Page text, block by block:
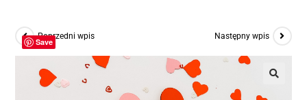
Poprzedni wpis Następny wpis
Save